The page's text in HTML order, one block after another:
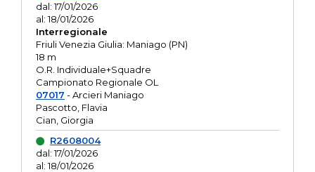
dal: 17/01/2026
al: 18/01/2026
Interregionale
Friuli Venezia Giulia: Maniago (PN)
18 m
O.R. Individuale+Squadre
Campionato Regionale OL
07017 - Arcieri Maniago
Pascotto, Flavia
Cian, Giorgia
R2608004
dal: 17/01/2026
al: 18/01/2026